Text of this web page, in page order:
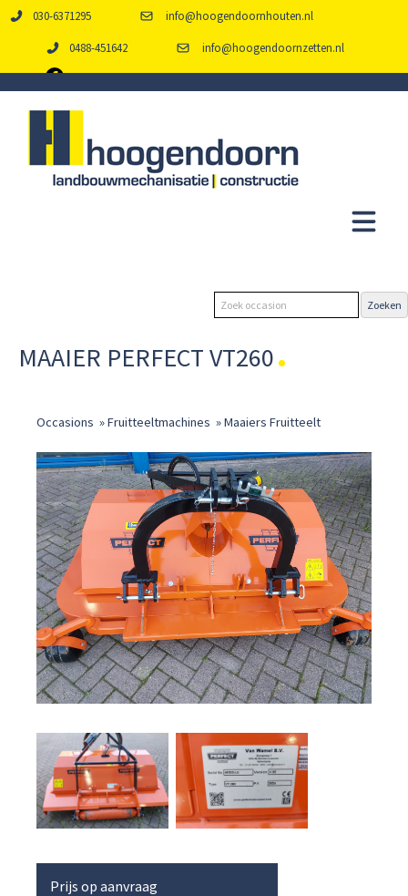
030-6371295 info@hoogendoornhouten.nl
0488-451642 info@hoogendoornzetten.nl
MAAIER PERFECT VT260
Occasions »Fruitteeltmachines »Maaiers Fruitteelt
Prijs op aanvraag